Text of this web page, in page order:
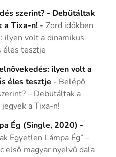
szerint? - Debütáltak
a Tixa-n! -Zord időkben
ilyen volt a dinamikus
éles tesztje
ilyen volt a
éles tesztje - Belépő
– Debütáltak a
a Tixa-n!
Ég (Single, 2020) -
Egyetlen Lámpa Ég” –
első magyar nyelvű dala